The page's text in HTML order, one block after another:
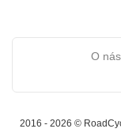
O nás
2016 - 2026 ©